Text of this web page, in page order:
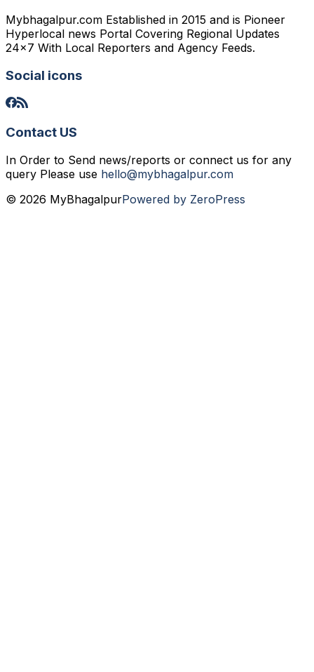
Mybhagalpur.com Established in 2015 and is Pioneer
Hyperlocal news Portal Covering Regional Updates
24x7 With Local Reporters and Agency Feeds.
Social icons
Contact US
In Order to Send news/reports or connect us for any
query Please use hello@mybhagalpur.com
© 2026 MyBhagalpurPowered by ZeroPress